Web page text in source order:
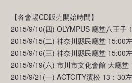
【各會場CD販売開始時間】
2015/9/10(四) OLYMPUS 廳堂八王子
2015/9/15(二) 神奈川縣民廳堂 15:00
2015/9/16(三) 神奈川縣民廳堂 15:00
2015/9/19(六) 市川市文化會館 大廳堂
2015/9/21(一) ACTCITY濱松 13：30